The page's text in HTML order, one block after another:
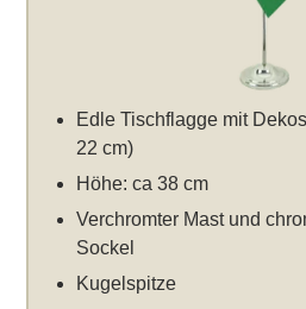
Edle Tischflagge mit
22 cm)
Höhe: ca 38 cm
Verchromter Mast und
Sockel
Kugelspitze